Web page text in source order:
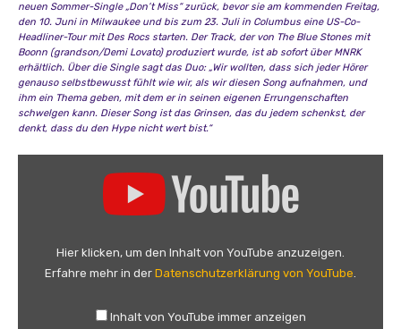
neuen Sommer-Single „Don’t Miss“ zurück, bevor sie am kommenden Freitag,
den 10. Juni in Milwaukee und bis zum 23. Juli in Columbus eine US-Co-
Headliner-Tour mit Des Rocs starten. Der Track, der von The Blue Stones mit
Boonn (grandson/Demi Lovato) produziert wurde, ist ab sofort über MNRK
erhältlich. Über die Single sagt das Duo: „Wir wollten, dass sich jeder Hörer
genauso selbstbewusst fühlt wie wir, als wir diesen Song aufnahmen, und
ihm ein Thema geben, mit dem er in seinen eigenen Errungenschaften
schwelgen kann. Dieser Song ist das Grinsen, das du jedem schenkst, der
denkt, dass du den Hype nicht wert bist.“
Hier klicken, um den Inhalt von YouTube anzuzeigen.
Erfahre mehr in der Datenschutzerklärung von YouTube.
Inhalt von YouTube immer anzeigen